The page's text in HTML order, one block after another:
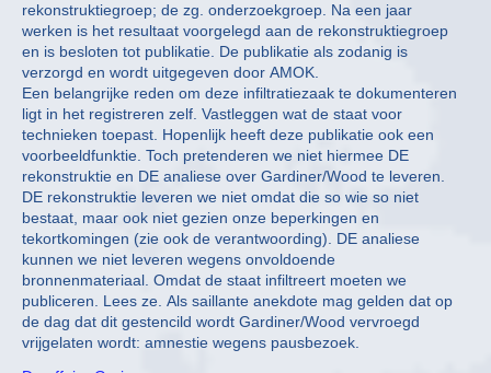
rekonstruktiegroep; de zg. onderzoekgroep. Na een jaar
werken is het resultaat voorgelegd aan de rekonstruktiegroep
en is besloten tot publikatie. De publikatie als zodanig is
verzorgd en wordt uitgegeven door AMOK.
Een belangrijke reden om deze infiltratiezaak te dokumenteren
ligt in het registreren zelf. Vastleggen wat de staat voor
technieken toepast. Hopenlijk heeft deze publikatie ook een
voorbeeldfunktie. Toch pretenderen we niet hiermee DE
rekonstruktie en DE analiese over Gardiner/Wood te leveren.
DE rekonstruktie leveren we niet omdat die so wie so niet
bestaat, maar ook niet gezien onze beperkingen en
tekortkomingen (zie ook de verantwoording). DE analiese
kunnen we niet leveren wegens onvoldoende
bronnenmateriaal. Omdat de staat infiltreert moeten we
publiceren. Lees ze. Als saillante anekdote mag gelden dat op
de dag dat dit gestencild wordt Gardiner/Wood vervroegd
vrijgelaten wordt: amnestie wegens pausbezoek.